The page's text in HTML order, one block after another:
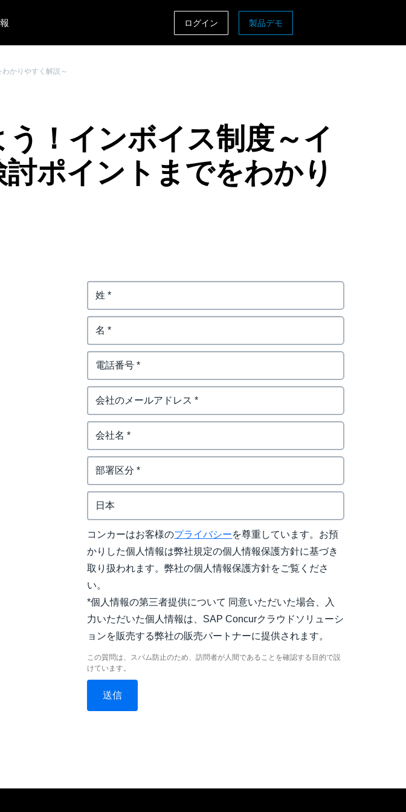
Deutschland (Deutsch)
Italia (Italiano)
Nederlands (English)
Belgium (English)
España (Español)
Norway (English)
日本（日本語)
Singapore (English)
ログイン 製品デモ
かりやすく解説～
！インボイス制度～イ
ポイントまでをわかり
コンカーはお客様のプライバシーを尊重しています。お預
かりした個人情報は弊社規定の個人情報保護方針に基づき
取り扱われます。弊社の個人情報保護方針をご覧くださ
い。
*個人情報の第三者提供について 同意いただいた場合、入
力いただいた個人情報は、SAP Concurクラウドソリューシ
ョンを販売する弊社の販売パートナーに提供されます。
この質問は、スパム防止のため、訪問者が人間であることを確認する目的で設
けています。